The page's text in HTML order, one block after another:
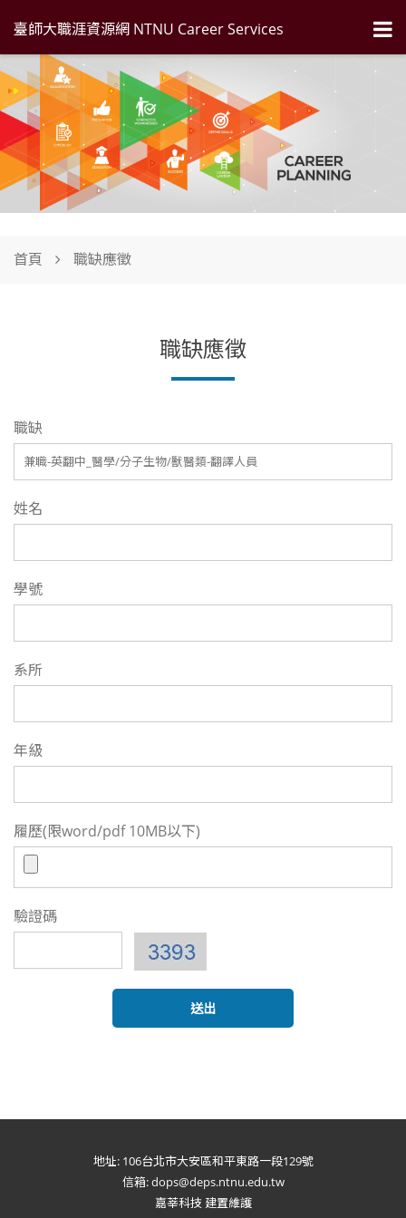
臺師大職涯資源網 NTNU Career Services
首頁 職缺應徵
職缺應徵
職缺
姓名
學號
系所
年級
履歷(限word/pdf 10MB以下)
驗證碼
地址: 106台北市大安區和平東路一段129號
信箱: dops@deps.ntnu.edu.tw
嘉莘科技 建置維護